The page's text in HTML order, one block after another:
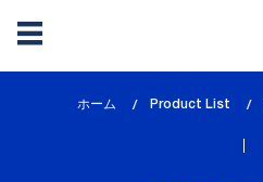
ホーム Product List